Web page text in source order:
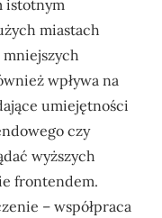
istotnym
miastach
mniejszych
wpływa na
umiejętności
czy
wyższych
frontendem.
– współpraca